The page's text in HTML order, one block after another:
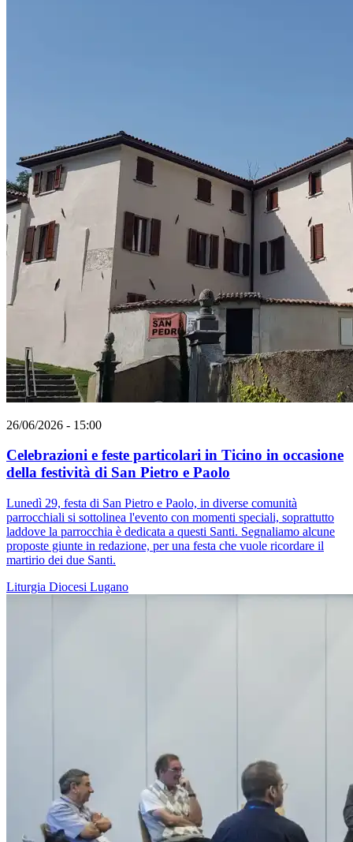
26/06/2026 - 15:00
Celebrazioni e feste particolari in Ticino in occasione
della festività di San Pietro e Paolo
Lunedì 29, festa di San Pietro e Paolo, in diverse comunità
parrocchiali si sottolinea l'evento con momenti speciali, soprattutto
laddove la parrocchia è dedicata a questi Santi. Segnaliamo alcune
proposte giunte in redazione, per una festa che vuole ricordare il
martirio dei due Santi.
Liturgia Diocesi Lugano